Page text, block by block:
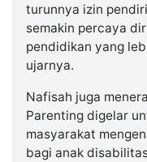
turunnya izin
semakin percaya
pendidikan yang
ujarnya.
Nafisah juga
Parenting digelar
masyarakat
bagi anak